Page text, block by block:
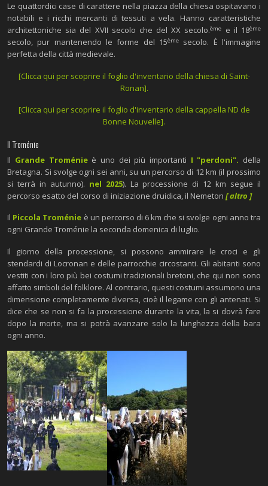
Le quattordici case di carattere nella piazza della chiesa ospitavano i
notabili e i ricchi mercanti di tessuti a vela. Hanno caratteristiche
architettoniche sia del XVII secolo che del XX secolo.ème e il 18ème
secolo, pur mantenendo le forme del 15èmesecolo. È l'immagine
perfetta della città medievale.
[Clicca qui per scoprire il foglio d'inventario della chiesa di Saint-
Ronan].
[Clicca qui per scoprire il foglio d'inventario della cappella ND de
Bonne Nouvelle].
Il Troménie
Il Grande Troménieè uno dei più importanti I "perdoni". della
Bretagna. Si svolge ogni sei anni, su un percorso di 12 km (il prossimo
si terrà in autunno). nel 2025). La processione di 12 km segue il
percorso esatto del corso di iniziazione druidica, il Nemeton[ altro ]
Il Piccola Troménie è un percorso di 6 km che si svolge ogni anno tra
ogni Grande Troménie la seconda domenica di luglio.
Il giorno della processione, si possono ammirare le croci e gli
stendardi di Locronan e delle parrocchie circostanti. Gli abitanti sono
vestiti con i loro più bei costumi tradizionali bretoni, che qui non sono
affatto simboli del folklore. Al contrario, questi costumi assumono una
dimensione completamente diversa, cioè il legame con gli antenati. Si
dice che se non si fa la processione durante la vita, la si dovrà fare
dopo la morte, ma si potrà avanzare solo la lunghezza della bara
ogni anno.